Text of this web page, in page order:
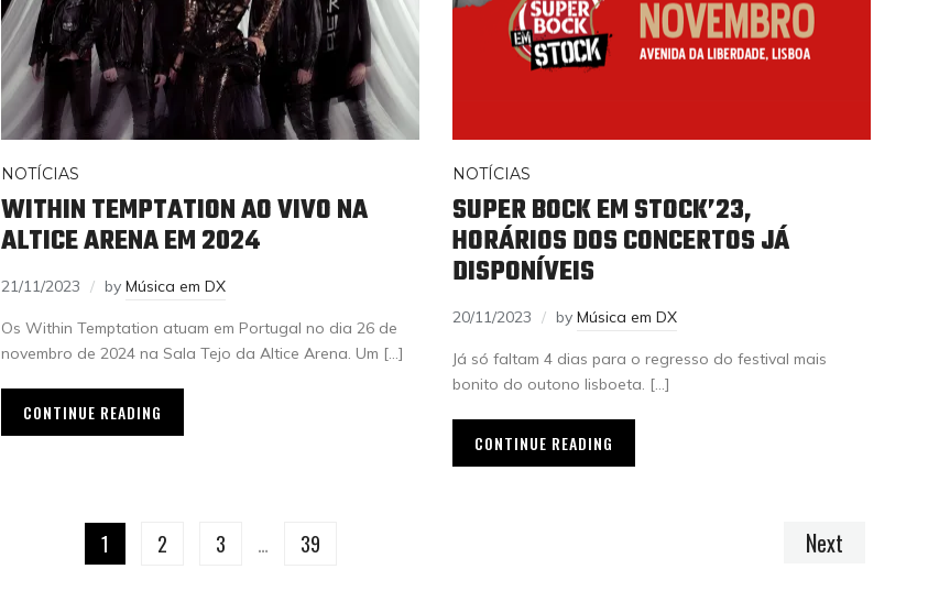
NOTÍCIAS
WITHIN TEMPTATION AO VIVO NA
ALTICE ARENA EM 2024
21/11/2023 by Música em DX
Os Within Temptation atuam em Portugal no dia 26 de
novembro de 2024 na Sala Tejo da Altice Arena. Um […]
CONTINUE READING
NOTÍCIAS
SUPER BOCK EM STOCK’23,
HORÁRIOS DOS CONCERTOS JÁ
DISPONÍVEIS
20/11/2023 by Música em DX
Já só faltam 4 dias para o regresso do festival mais
bonito do outono lisboeta. […]
CONTINUE READING
1 2 3 … 39 Next